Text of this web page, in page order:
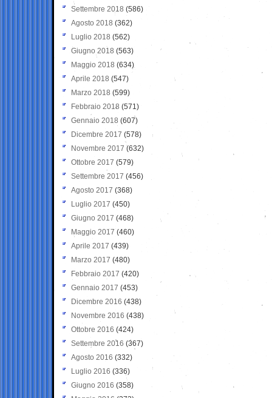
Settembre 2018 (586)
Agosto 2018 (362)
Luglio 2018 (562)
Giugno 2018 (563)
Maggio 2018 (634)
Aprile 2018 (547)
Marzo 2018 (599)
Febbraio 2018 (571)
Gennaio 2018 (607)
Dicembre 2017 (578)
Novembre 2017 (632)
Ottobre 2017 (579)
Settembre 2017 (456)
Agosto 2017 (368)
Luglio 2017 (450)
Giugno 2017 (468)
Maggio 2017 (460)
Aprile 2017 (439)
Marzo 2017 (480)
Febbraio 2017 (420)
Gennaio 2017 (453)
Dicembre 2016 (438)
Novembre 2016 (438)
Ottobre 2016 (424)
Settembre 2016 (367)
Agosto 2016 (332)
Luglio 2016 (336)
Giugno 2016 (358)